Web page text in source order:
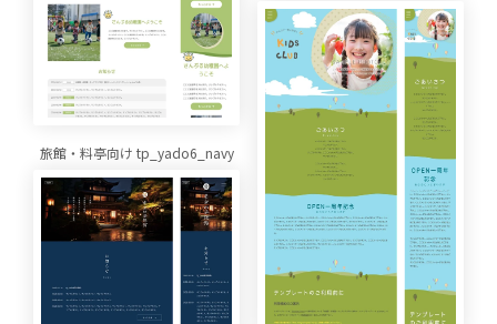
旅館・料亭向け tp_yado6_navy